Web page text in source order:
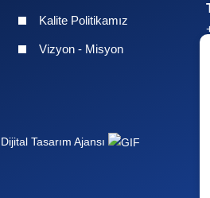
Kalite Politikamız
Vizyon - Misyon
Tasarım Ajansı